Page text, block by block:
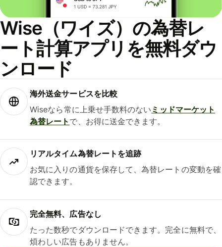
Wise（ワイズ）の為替レ
ート計算アプリを無料ダウ
ンロード
海外送金サービスを比較
Wiseなら常に上乗せ手数料のない ミッドマーケット
為替レート で、お得に送金できます。
リアルタイム為替レートを追跡
お気に入りの通貨を保存して、為替レートの変動を確
認できます。
完全無料、広告なし
たった数秒でダウンロードできます。完全に無料で、
煩わしい広告もありません。